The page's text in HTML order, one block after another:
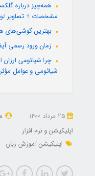
مشخصات + تصاویر لو
بهترین گوشی‌های
زمان ورود رسمی آیفون 16 به
چرا شیائومی
شیائومی و عوامل
اپلیکیشن و نرم افزار
اپلیکیشن آموزش زبان